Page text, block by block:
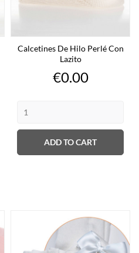
Calcetines De Hilo Perlé Con
Lazito
Price
€0.00
ADD TO CART